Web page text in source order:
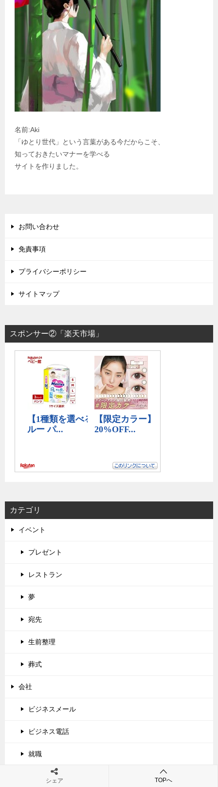
名前:Aki
「ゆとり世代」という言葉がある今だからこそ、
知っておきたいマナーを学べる
サイトを作りました。
お問い合わせ
免責事項
プライバシーポリシー
サイトマップ
スポンサー②「楽天市場」
カテゴリ
イベント
プレゼント
レストラン
夢
宛先
生前整理
葬式
会社
ビジネスメール
ビジネス電話
就職
シェア TOPへ